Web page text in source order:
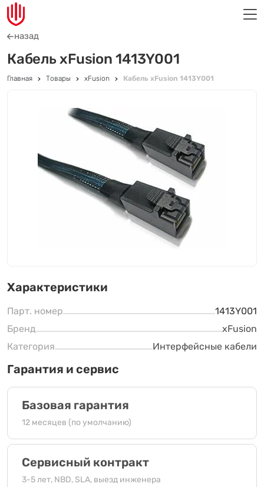
назад
Кабель xFusion 1413Y001
Главная Товары xFusion Кабель xFusion 1413Y001
Характеристики
Парт. номер
1413Y001
Бренд
xFusion
Категория
Интерфейсные кабели
Гарантия и сервис
Базовая гарантия
12 месяцев (по умолчанию)
Сервисный контракт
3-5 лет, NBD, SLA, выезд инженера